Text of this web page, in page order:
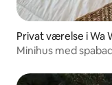
Privat værelse i Wa
Minihus med